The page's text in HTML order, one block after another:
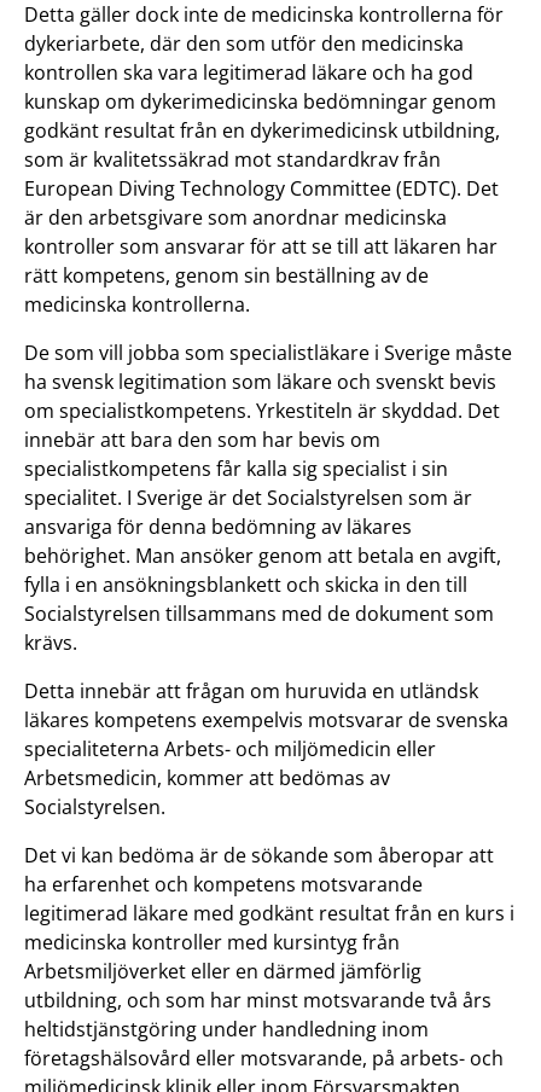
Detta gäller dock inte de medicinska kontrollerna för
dykeriarbete, där den som utför den medicinska
kontrollen ska vara legitimerad läkare och ha god
kunskap om dykerimedicinska bedöm­ningar genom
godkänt resultat från en dykerimedicinsk utbildning,
som är kvalitetssäkrad mot standardkrav från
European Diving Technology Commit­tee (EDTC). Det
är den arbetsgivare som anordnar medicinska
kontroller som ansvarar för att se till att läkaren har
rätt kompetens, genom sin beställning av de
medicinska kontrollerna.
De som vill jobba som specialistläkare i Sverige måste
ha svensk legitimation som läkare och svenskt bevis
om specialistkompetens. Yrkestiteln är skyddad. Det
innebär att bara den som har bevis om
specialistkompetens får kalla sig specialist i sin
specialitet. I Sverige är det Socialstyrelsen som är
ansvariga för denna bedömning av läkares
behörighet. Man ansöker genom att betala en avgift,
fylla i en ansökningsblankett och skicka in den till
Socialstyrelsen tillsammans med de dokument som
krävs.
Detta innebär att frågan om huruvida en utländsk
läkares kompetens exempelvis motsvarar de svenska
specialiteterna Arbets- och miljömedicin eller
Arbetsmedicin, kommer att bedömas av
Socialstyrelsen.
Det vi kan bedöma är de sökande som åberopar att
ha erfarenhet och kompetens motsvarande
legitimerad läkare med godkänt resultat från en kurs i
medicinska kontroller med kursintyg från
Arbetsmiljöverket eller en därmed jämförlig
utbildning, och som har minst motsvarande två års
heltidstjänstgöring under handledning inom
företagshälsovård eller motsvarande, på arbets- och